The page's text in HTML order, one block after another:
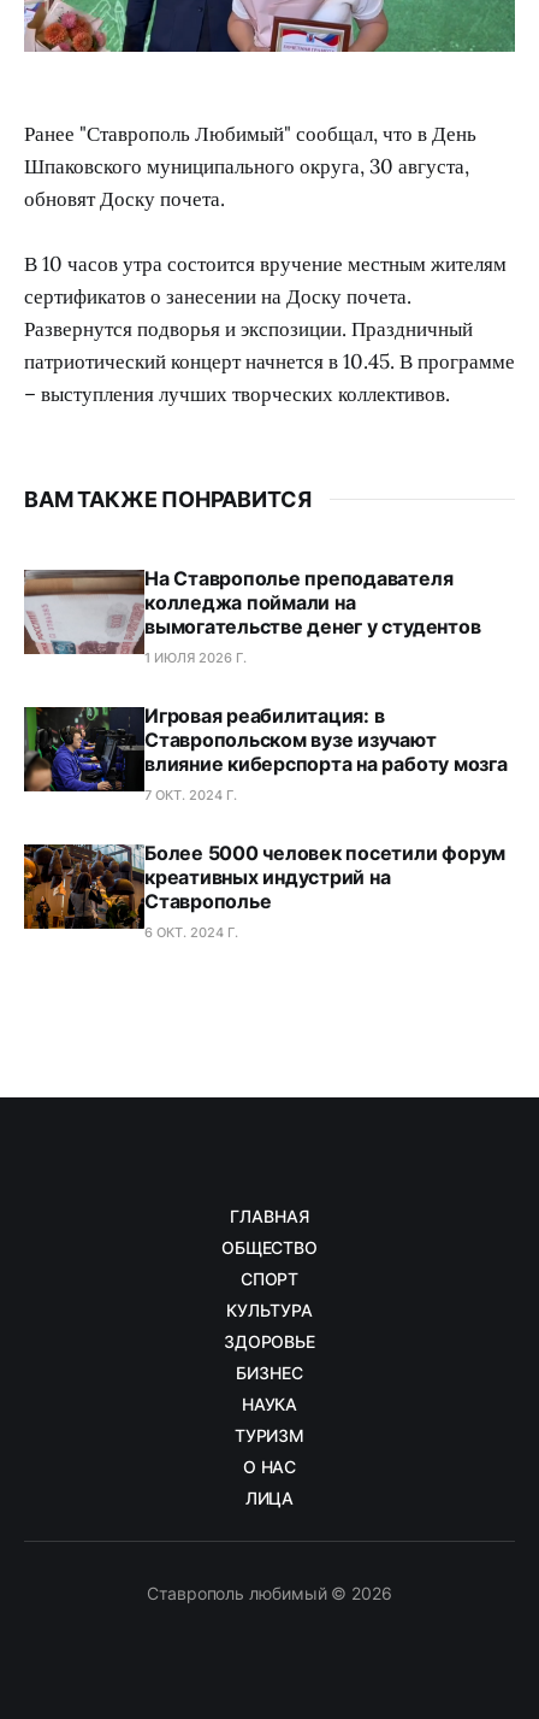
Ранее "Ставрополь Любимый" сообщал, что в День
Шпаковского муниципального округа, 30 августа,
обновят Доску почета.
В 10 часов утра состоится вручение местным жителям
сертификатов о занесении на Доску почета.
Развернутся подворья и экспозиции. Праздничный
патриотический концерт начнется в 10.45. В программе
– выступления лучших творческих коллективов.
ВАМ ТАКЖЕ ПОНРАВИТСЯ
На Ставрополье преподавателя
колледжа поймали на
вымогательстве денег у студентов
1 ИЮЛЯ 2026 Г.
Игровая реабилитация: в
Ставропольском вузе изучают
влияние киберспорта на работу мозга
7 ОКТ. 2024 Г.
Более 5000 человек посетили форум
креативных индустрий на
Ставрополье
6 ОКТ. 2024 Г.
ГЛАВНАЯ
ОБЩЕСТВО
СПОРТ
КУЛЬТУРА
ЗДОРОВЬЕ
БИЗНЕС
НАУКА
ТУРИЗМ
О НАС
ЛИЦА
Ставрополь любимый © 2026